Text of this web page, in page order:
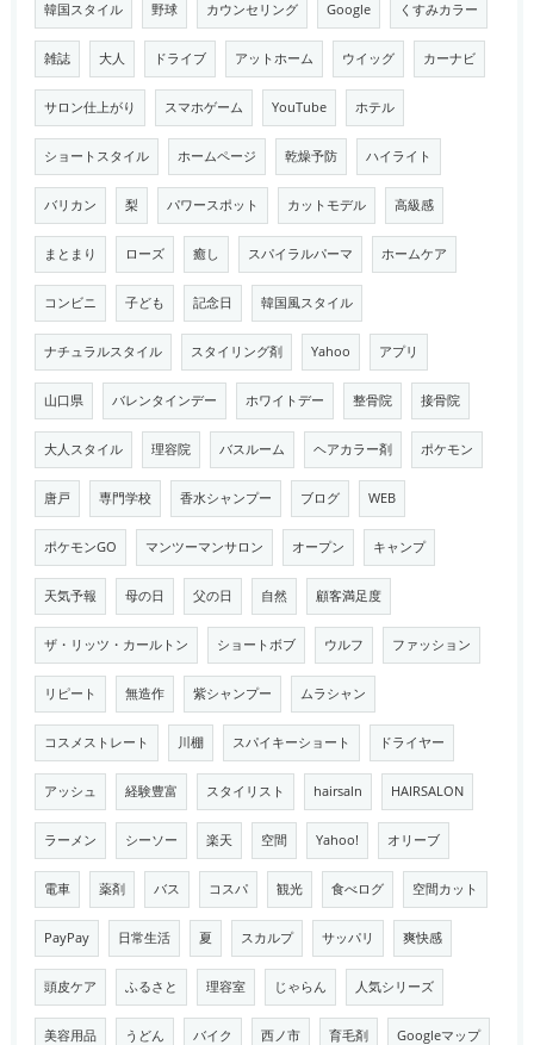
韓国スタイル 野球 カウンセリング Google くすみカラー
雑誌 大人 ドライブ アットホーム ウイッグ カーナビ
サロン仕上がり スマホゲーム YouTube ホテル
ショートスタイル ホームページ 乾燥予防 ハイライト
バリカン 梨 パワースポット カットモデル 高級感
まとまり ローズ 癒し スパイラルパーマ ホームケア
コンビニ 子ども 記念日 韓国風スタイル
ナチュラルスタイル スタイリング剤 Yahoo アプリ
山口県 バレンタインデー ホワイトデー 整骨院 接骨院
大人スタイル 理容院 バスルーム ヘアカラー剤 ポケモン
唐戸 専門学校 香水シャンプー ブログ WEB
ポケモンGO マンツーマンサロン オープン キャンプ
天気予報 母の日 父の日 自然 顧客満足度
ザ・リッツ・カールトン ショートボブ ウルフ ファッション
リピート 無造作 紫シャンプー ムラシャン
コスメストレート 川棚 スパイキーショート ドライヤー
アッシュ 経験豊富 スタイリスト hairsaln HAIRSALON
ラーメン シーソー 楽天 空間 Yahoo! オリーブ
電車 薬剤 バス コスパ 観光 食べログ 空間カット
PayPay 日常生活 夏 スカルプ サッパリ 爽快感
頭皮ケア ふるさと 理容室 じゃらん 人気シリーズ
美容用品 うどん バイク 西ノ市 育毛剤 Googleマップ